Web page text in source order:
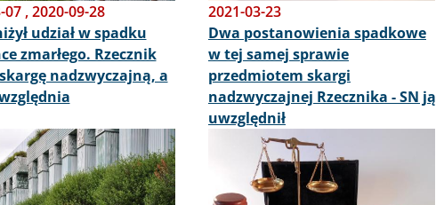
07,2020-09-28
udział w spadku
zmarłego. Rzecznik
nadzwyczajną, a
2021-03-23
Dwa postanowienia spadkowe
w tej samej sprawie
przedmiotem skargi
nadzwyczajnej Rzecznika - SN ją
uwzględnił